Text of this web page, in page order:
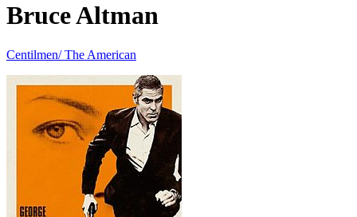
Bruce Altman
Centilmen/ The American